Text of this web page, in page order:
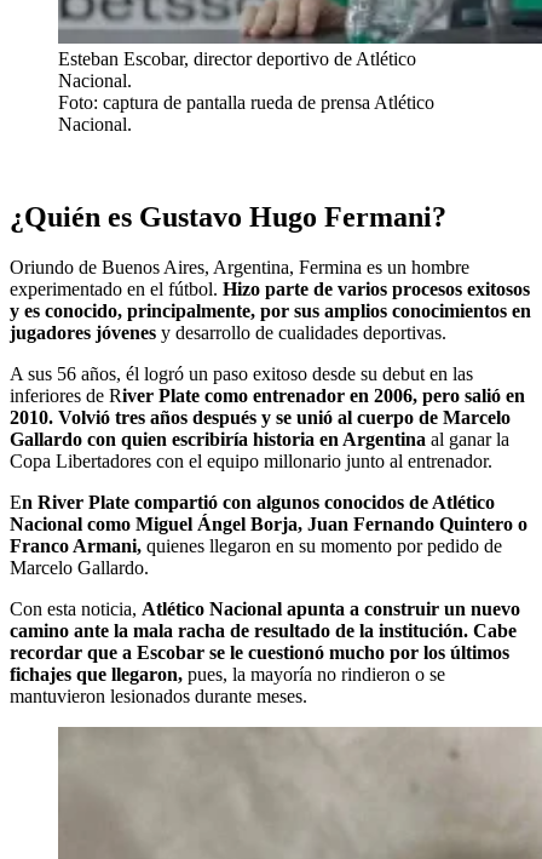
Esteban Escobar, director deportivo de Atlético
Nacional.
Foto: captura de pantalla rueda de prensa Atlético
Nacional.
¿Quién es Gustavo Hugo Fermani?
Oriundo de Buenos Aires, Argentina, Fermina es un hombre
experimentado en el fútbol. Hizo parte de varios procesos exitosos
y es conocido, principalmente, por sus amplios conocimientos en
jugadores jóvenes y desarrollo de cualidades deportivas.
A sus 56 años, él logró un paso exitoso desde su debut en las
inferiores de River Plate como entrenador en 2006, pero salió en
2010. Volvió tres años después y se unió al cuerpo de Marcelo
Gallardo con quien escribiría historia en Argentina al ganar la
Copa Libertadores con el equipo millonario junto al entrenador.
En River Plate compartió con algunos conocidos de Atlético
Nacional como Miguel Ángel Borja, Juan Fernando Quintero o
Franco Armani, quienes llegaron en su momento por pedido de
Marcelo Gallardo.
Con esta noticia, Atlético Nacional apunta a construir un nuevo
camino ante la mala racha de resultado de la institución. Cabe
recordar que a Escobar se le cuestionó mucho por los últimos
fichajes que llegaron, pues, la mayoría no rindieron o se
mantuvieron lesionados durante meses.